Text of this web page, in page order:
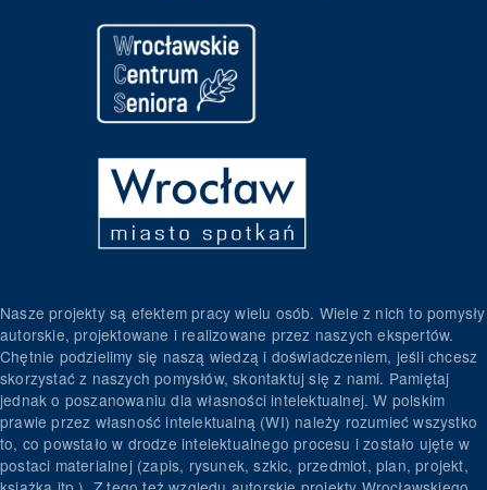
Nasze projekty są efektem pracy wielu osób. Wiele z nich to pomysły
autorskie, projektowane i realizowane przez naszych ekspertów.
Chętnie podzielimy się naszą wiedzą i doświadczeniem, jeśli chcesz
skorzystać z naszych pomysłów, skontaktuj się z nami. Pamiętaj
jednak o poszanowaniu dla własności intelektualnej. W polskim
prawie przez własność intelektualną (WI) należy rozumieć wszystko
to, co powstało w drodze intelektualnego procesu i zostało ujęte w
postaci materialnej (zapis, rysunek, szkic, przedmiot, plan, projekt,